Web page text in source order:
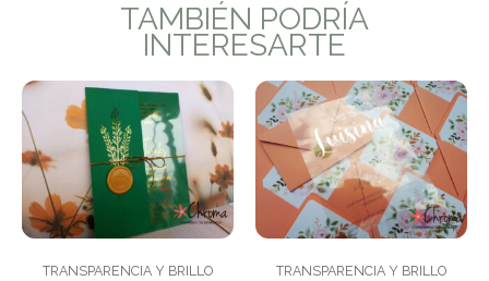
TAMBIÉN PODRÍA
INTERESARTE
TRANSPARENCIA Y BRILLO TRANSPARENCIA Y BRILLO